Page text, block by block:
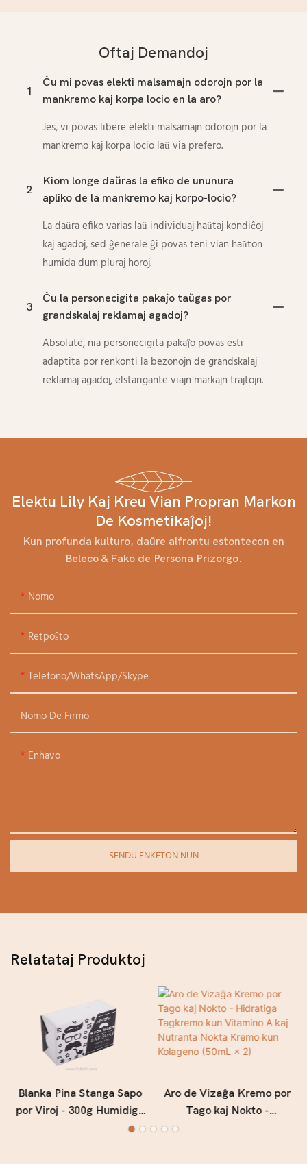
Oftaj Demandoj
1
Ĉu mi povas elekti malsamajn odorojn por la
mankremo kaj korpa locio en la aro?
Jes, vi povas libere elekti malsamajn odorojn por la
mankremo kaj korpa locio laŭ via prefero.
2
Kiom longe daŭras la efiko de ununura
apliko de la mankremo kaj korpo-locio?
La daŭra efiko varias laŭ individuaj haŭtaj kondiĉoj
kaj agadoj, sed ĝenerale ĝi povas teni vian haŭton
humida dum pluraj horoj.
3
Ĉu la personecigita pakaĵo taŭgas por
grandskalaj reklamaj agadoj?
Absolute, nia personecigita pakaĵo povas esti
adaptita por renkonti la bezonojn de grandskalaj
reklamaj agadoj, elstarigante viajn markajn trajtojn.
Elektu Lily Kaj Kreu Vian Propran Markon
De Kosmetikaĵoj!
Kun profunda kulturo, daŭre alfrontu estontecon en
Beleco & Fako de Persona Prizorgo.
Nomo
Retpoŝto
Telefono/WhatsApp/Skype
Nomo De Firmo
Enhavo
SENDU ENKETON NUN
Relatataj Produktoj
Blanka Pina Stanga Sapo
por Viroj - 300g Humidiga
kaj Profunde Puriga Vira
Aro de Vizaĝa Kremo por
Tago kaj Nokto -
Hidratiga Tagkremo kun